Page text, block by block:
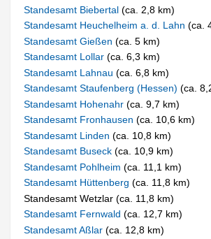
Standesamt Biebertal(ca. 2,8 km)
Standesamt Heuchelheim a. d. Lahn(ca.
Standesamt Gießen(ca. 5 km)
Standesamt Lollar(ca. 6,3 km)
Standesamt Lahnau(ca. 6,8 km)
Standesamt Staufenberg (Hessen)(ca.
Standesamt Hohenahr(ca. 9,7 km)
Standesamt Fronhausen(ca. 10,6 km)
Standesamt Linden(ca. 10,8 km)
Standesamt Buseck(ca. 10,9 km)
Standesamt Pohlheim(ca. 11,1 km)
Standesamt Hüttenberg(ca. 11,8 km)
Standesamt Wetzlar (ca. 11,8 km)
Standesamt Fernwald(ca. 12,7 km)
Standesamt Aßlar(ca. 12,8 km)